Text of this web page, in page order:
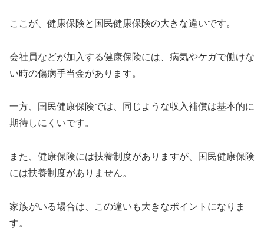
ここが、健康保険と国民健康保険の大きな違いです。
会社員などが加入する健康保険には、病気やケガで働けな
い時の傷病手当金があります。
一方、国民健康保険では、同じような収入補償は基本的に
期待しにくいです。
また、健康保険には扶養制度がありますが、国民健康保険
には扶養制度がありません。
家族がいる場合は、この違いも大きなポイントになりま
す。